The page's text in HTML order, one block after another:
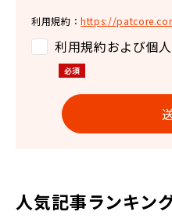
利用規約：https://
利用規約および個
人気記事ランキン